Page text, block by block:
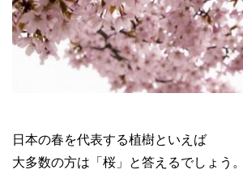
日本の春を代表する植樹といえば
大多数の方は「桜」と答えるでしょう。